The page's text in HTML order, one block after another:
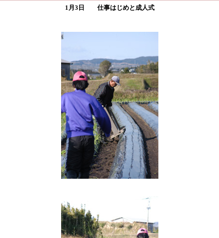
1月3日 仕事はじめと成人式